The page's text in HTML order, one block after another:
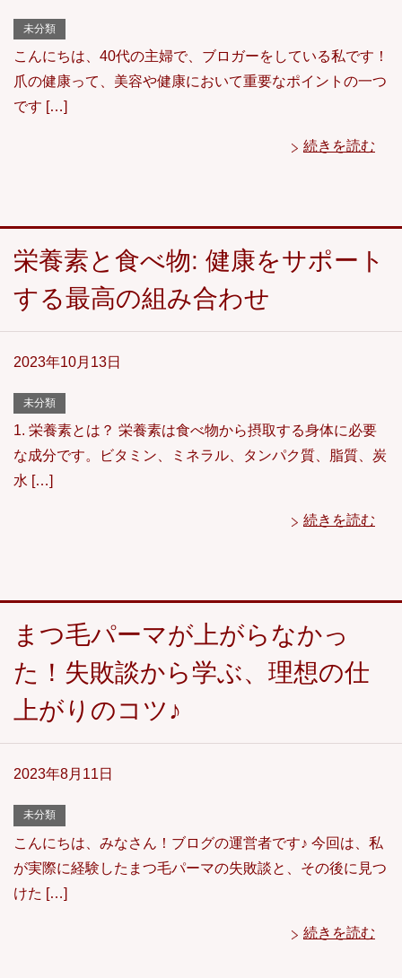
未分類
こんにちは、40代の主婦で、ブロガーをしている私です！
爪の健康って、美容や健康において重要なポイントの一つ
です […]
続きを読む
栄養素と食べ物: 健康をサポート
する最高の組み合わせ
2023年10月13日
未分類
1. 栄養素とは？ 栄養素は食べ物から摂取する身体に必要
な成分です。ビタミン、ミネラル、タンパク質、脂質、炭
水 […]
続きを読む
まつ毛パーマが上がらなかっ
た！失敗談から学ぶ、理想の仕
上がりのコツ♪
2023年8月11日
未分類
こんにちは、みなさん！ブログの運営者です♪ 今回は、私
が実際に経験したまつ毛パーマの失敗談と、その後に見つ
けた […]
続きを読む